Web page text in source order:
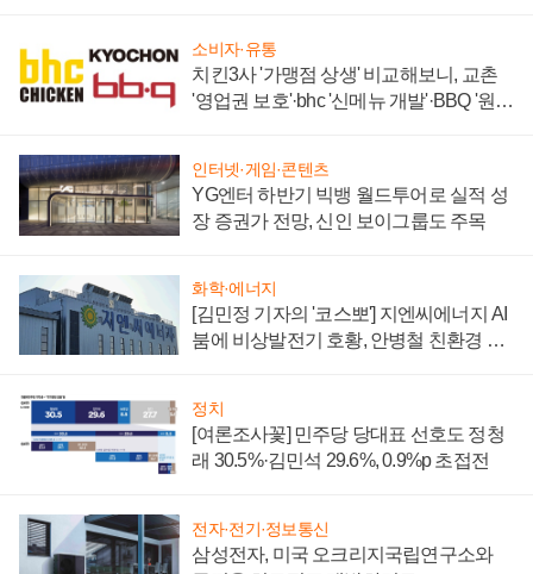
소비자·유통
치킨3사 '가맹점 상생' 비교해보니, 교촌
'영업권 보호'·bhc '신메뉴 개발'·BBQ '원가
인터넷·게임·콘텐츠
YG엔터 하반기 빅뱅 월드투어로 실적 성
장 증권가 전망, 신인 보이그룹도 주목
화학·에너지
[김민정 기자의 '코스뽀'] 지엔씨에너지 AI
붐에 비상발전기 호황, 안병철 친환경 에
정치
[여론조사꽃] 민주당 당대표 선호도 정청
래 30.5%·김민석 29.6%, 0.9%p 초접전
전자·전기·정보통신
삼성전자, 미국 오크리지국립연구소와